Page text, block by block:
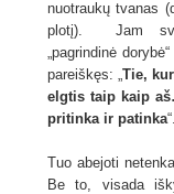
nuotraukų tvanas
plotį). Jam
„pagrindinė
pareiškęs: „ Tie,
elgtis taip kaip
pritinka ir patinka“.
Tuo abejoti
Be to, visada